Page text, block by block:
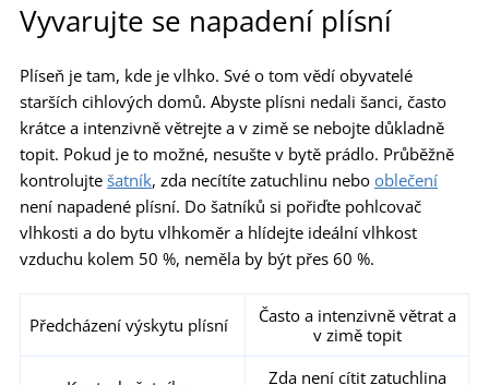
Vyvarujte se napadení plísní
Plíseň je tam, kde je vlhko. Své o tom vědí obyvatelé
starších cihlových domů. Abyste plísni nedali šanci, často
krátce a intenzivně větrejte a v zimě se nebojte důkladně
topit. Pokud je to možné, nesušte v bytě prádlo. Průběžně
kontrolujte šatník, zda necítíte zatuchlinu nebo oblečení
není napadené plísní. Do šatníků si pořiďte pohlcovač
vlhkosti a do bytu vlhkoměr a hlídejte ideální vlhkost
vzduchu kolem 50 %, neměla by být přes 60 %.
Předcházení výskytu plísní
Často a intenzivně větrat a
v zimě topit
Zda není cítit zatuchlina